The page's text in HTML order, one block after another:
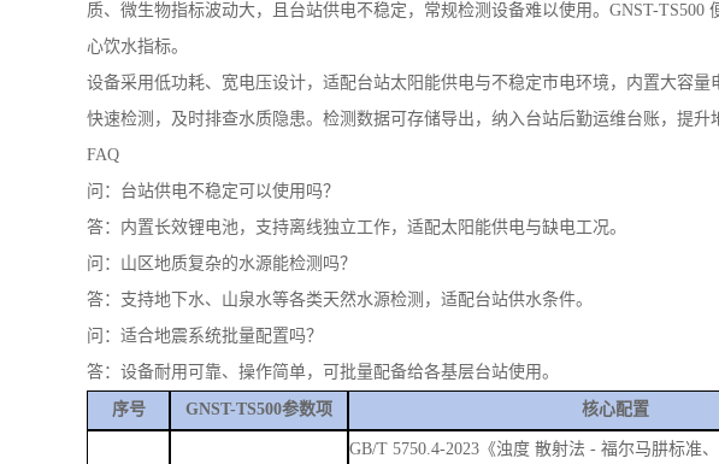
质、微生物指标波动大，且台站供电不稳定，常规检测设备难以使用。GNST-
心饮水指标。
设备采用低功耗、宽电压设计，适配台站太阳能供电与不稳定市电环境，内置大容
快速检测，及时排查水质隐患。检测数据可存储导出，纳入台站后勤运维台账，提升
FAQ
问：台站供电不稳定可以使用吗？
答：内置长效锂电池，支持离线独立工作，适配太阳能供电与缺电工况。
问：山区地质复杂的水源能检测吗？
答：支持地下水、山泉水等各类天然水源检测，适配台站供水条件。
问：适合地震系统批量配置吗？
答：设备耐用可靠、操作简单，可批量配备给各基层台站使用。
序号 GNST-TS500参数项 核心配置
GB/T 5750.4-2023《浊度 散射法 - 福尔马肼标准、